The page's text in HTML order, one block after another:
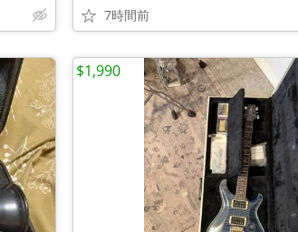
7時間前
$1,990